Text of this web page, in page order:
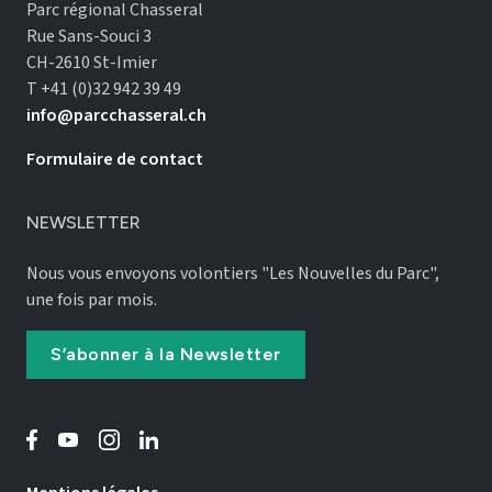
Parc régional Chasseral
Rue Sans-Souci 3
CH-2610 St-Imier
T +41 (0)32 942 39 49
info@parcchasseral.ch
Formulaire de contact
NEWSLETTER
Nous vous envoyons volontiers "Les Nouvelles du Parc",
une fois par mois.
S’abonner à la Newsletter